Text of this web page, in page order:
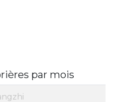
par mois